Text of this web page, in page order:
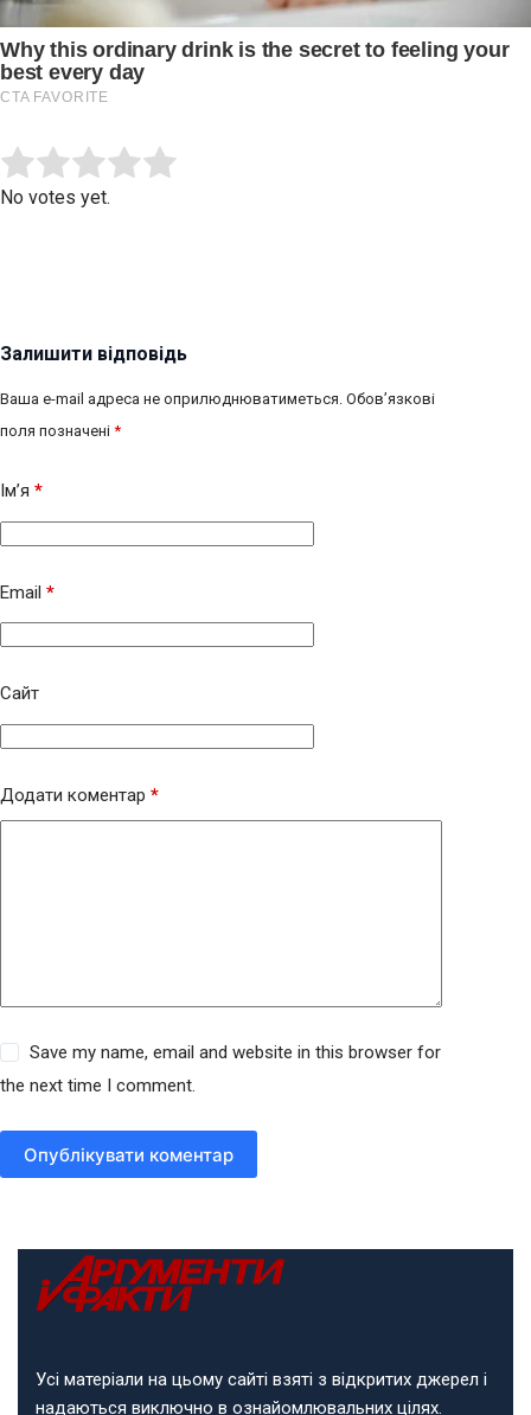
Rate this item:
No votes yet.
Залишити відповідь
Ваша e-mail адреса не оприлюднюватиметься. Обов’язкові
поля позначені *
Ім’я *
Email *
Сайт
Додати коментар *
Save my name, email and website in this browser for
the next time I comment.
Опублікувати коментар
Усі матеріали на цьому сайті взяті з відкритих джерел і
надаються виключно в ознайомлювальних цілях.